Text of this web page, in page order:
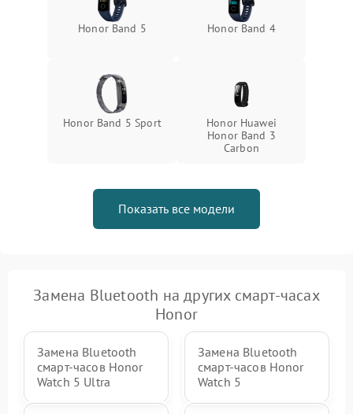
Honor Band 5 Honor Band 4
Honor Band 5 Sport
Honor Huawei
Honor Band 3
Carbon
Показать все модели
Замена Bluetooth на других смарт-часах
Honor
Замена Bluetooth
смарт-часов Honor
Watch 5 Ultra
Замена Bluetooth
смарт-часов Honor
Watch 5